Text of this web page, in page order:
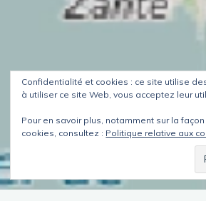
Confidentialité et cookies : ce site utilise
à utiliser ce site Web, vous acceptez leur
Pour en savoir plus, notamment sur la
cookies, consultez : Politique relative aux